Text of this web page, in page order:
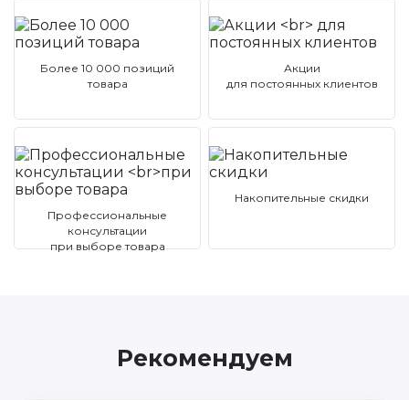
Более 10 000 позиций
товара
Акции
для постоянных клиентов
Профессиональные
консультации
при выборе товара
Накопительные скидки
Рекомендуем